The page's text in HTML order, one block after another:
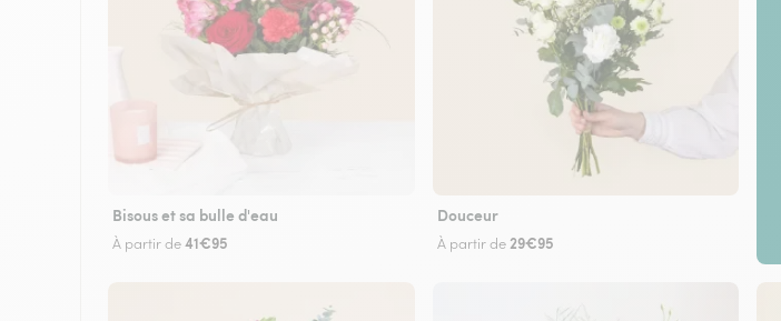
Bisous et sa bulle d'eau
À partir de41€95
Douceur
À partir de 29€95